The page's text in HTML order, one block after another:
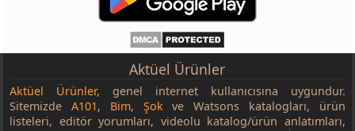
Solar Aydınlatma Sistemi
Büyük Boy PP Valiz
Orta Boy PP Valiz
759,00 TL
PP Makyaj Çantası
325,00 TL
Aktüel Ürünler
Aktüel Ürünler, genel internet kullanıcısına uygundur.
SitemizdeA101, Bim, Şokve Watsons katalogları, ürün
listeleri, editör yorumları, videolu katalog/ürün anlatımları,